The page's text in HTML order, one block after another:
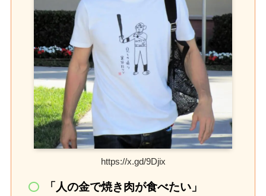
https://x.gd/9Djix
「人の金で焼き肉が食べたい」